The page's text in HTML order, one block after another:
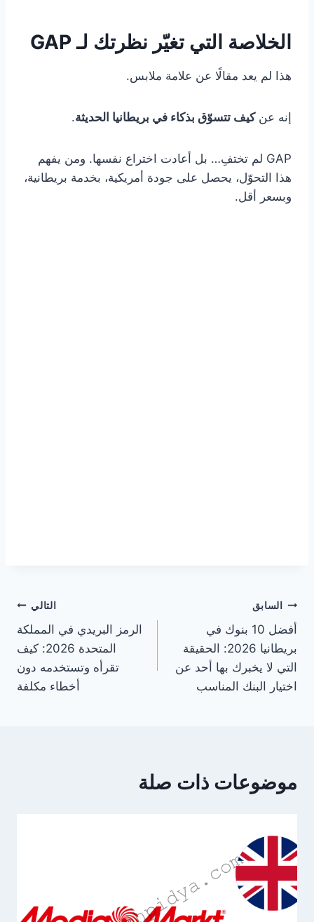
الخلاصة التي تغيّر نظرتك لـ GAP
هذا لم يعد مقالًا عن علامة ملابس.
إنه عنكيف تتسوّق بذكاء في بريطانيا الحديثة.
GAP لم تختفِ… بل أعادت اختراع نفسها. ومن يفهم
هذا التحوّل، يحصل على جودة أمريكية، بخدمة بريطانية،
وبسعر أقل.
تصفّح
المقالات
السابق
أفضل 10 بنوك في
بريطانيا 2026: الحقيقة
التي لا يخبرك بها أحد عن
اختيار البنك المناسب
التالي
الرمز البريدي في المملكة
المتحدة 2026: كيف
تقرأه وتستخدمه دون
أخطاء مكلفة
موضوعات ذات صلة